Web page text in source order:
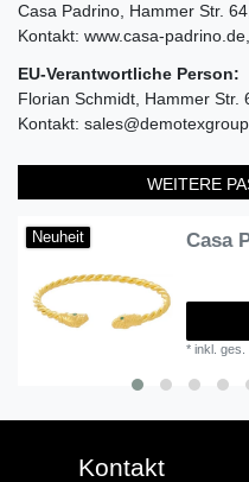
Casa Padrino Hammer Str. 64
Kontakt: www.casa-padrino.de
EU-Verantwortliche Person:
Florian Schmidt Hammer Str.
Kontakt:
WEITERE
Neuheit
*inkl. ges.
Kontakt